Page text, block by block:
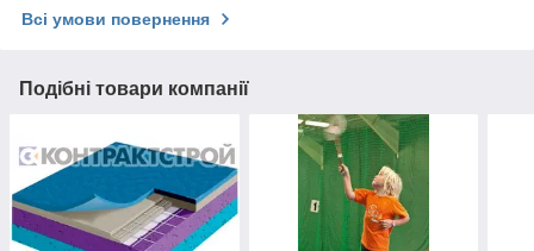
Всі умови повернення
Подібні товари компанії